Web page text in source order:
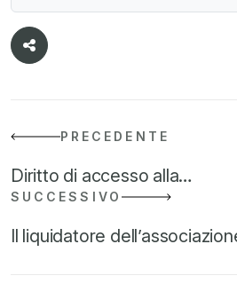
PRECEDENTE
Diritto di accesso alla…
SUCCESSIVO
Il liquidatore